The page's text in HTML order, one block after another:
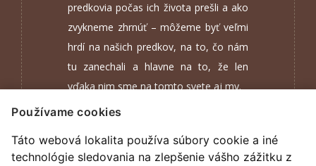
Používame cookies
Táto webová lokalita používa súbory cookie a iné
technológie sledovania na zlepšenie vášho zážitku z
predkovia počas ich života prešli a ako
zvykneme zhrnúť – môžeme byť veľmi
hrdí na našich predkov, na to, čo nám
tu zanechali a hlavne na to, že len
vďaka nim sme na tomto svete aj my.